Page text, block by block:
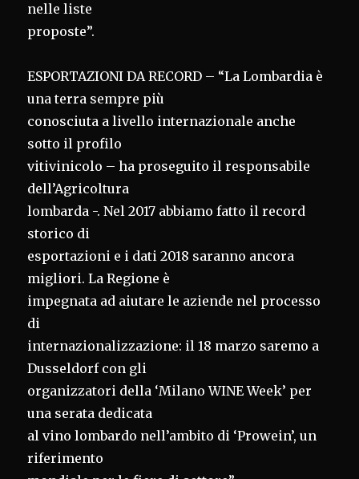
nelle liste
proposte”.
ESPORTAZIONI DA RECORD – “La Lombardia è
una terra sempre più
conosciuta a livello internazionale anche
sotto il profilo
vitivinicolo – ha proseguito il responsabile
dell’Agricoltura
lombarda -. Nel 2017 abbiamo fatto il record
storico di
esportazioni e i dati 2018 saranno ancora
migliori. La Regione è
impegnata ad aiutare le aziende nel processo
di
internazionalizzazione: il 18 marzo saremo a
Dusseldorf con gli
organizzatori della ‘Milano WINE Week’ per
una serata dedicata
al vino lombardo nell’ambito di ‘Prowein’, un
riferimento